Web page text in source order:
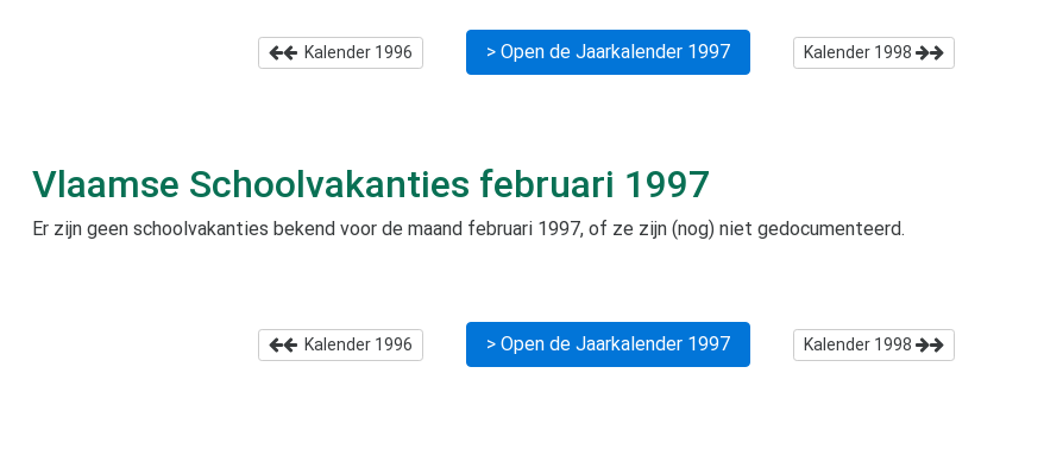
Kalender 1996 > Open de Jaarkalender 1997 Kalender 1998
Vlaamse Schoolvakanties februari 1997
Er zijn geen schoolvakanties bekend voor de maand februari 1997, of ze zijn (nog) niet gedocumenteerd.
Kalender 1996 > Open de Jaarkalender 1997 Kalender 1998